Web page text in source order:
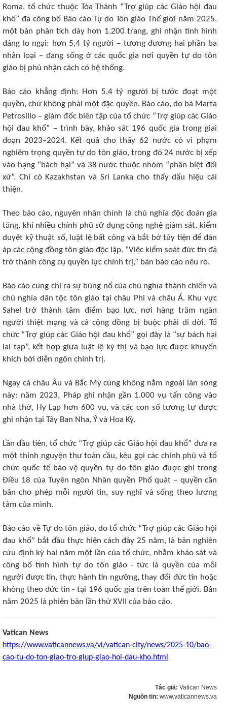
Roma, tổ chức thuộc Tòa Thánh “Trợ giúp các Giáo hội đau
khổ” đã công bố Báo cáo Tự do Tôn giáo Thế giới năm 2025,
một bản phân tích dày hơn 1.200 trang, ghi nhận tình hình
đáng lo ngại: hơn 5,4 tỷ người – tương đương hai phần ba
nhân loại – đang sống ở các quốc gia nơi quyền tự do tôn
giáo bị phủ nhận cách có hệ thống.
Báo cáo khẳng định: Hơn 5,4 tỷ người bị tước đoạt một
quyền, chứ không phải một đặc quyền. Báo cáo, do bà Marta
Petrosillo – giám đốc biên tập của tổ chức “Trợ giúp các Giáo
hội đau khổ” – trình bày, khảo sát 196 quốc gia trong giai
đoạn 2023–2024. Kết quả cho thấy 62 nước có vi phạm
nghiêm trọng quyền tự do tôn giáo, trong đó 24 nước bị xếp
vào hạng “bách hại” và 38 nước thuộc nhóm “phân biệt đối
xử”. Chỉ có Kazakhstan và Sri Lanka cho thấy dấu hiệu cải
thiện.
Theo báo cáo, nguyên nhân chính là chủ nghĩa độc đoán gia
tăng, khi nhiều chính phủ sử dụng công nghệ giám sát, kiểm
duyệt kỹ thuật số, luật lệ bất công và bắt bớ tùy tiện để đàn
áp các cộng đồng tôn giáo độc lập. “Việc kiểm soát đức tin đã
trở thành công cụ quyền lực chính trị,” bản báo cáo nêu rõ.
Báo cáo cũng chỉ ra sự bùng nổ của chủ nghĩa thánh chiến và
chủ nghĩa dân tộc tôn giáo tại châu Phi và châu Á. Khu vực
Sahel trở thành tâm điểm bạo lực, nơi hàng trăm ngàn
người thiệt mạng và cả cộng đồng bị buộc phải di dời. Tổ
chức “Trợ giúp các Giáo hội đau khổ” gọi đây là “sự bách hại
lai tạp”, kết hợp giữa luật lệ kỳ thị và bạo lực được khuyến
khích bởi diễn ngôn chính trị.
Ngay cả châu Âu và Bắc Mỹ cũng không nằm ngoài làn sóng
này: năm 2023, Pháp ghi nhận gần 1.000 vụ tấn công vào
nhà thờ, Hy Lạp hơn 600 vụ, và các con số tương tự được
ghi nhận tại Tây Ban Nha, Ý và Hoa Kỳ.
Lần đầu tiên, tổ chức “Trợ giúp các Giáo hội đau khổ” đưa ra
một thỉnh nguyện thư toàn cầu, kêu gọi các chính phủ và tổ
chức quốc tế bảo vệ quyền tự do tôn giáo được ghi trong
Điều 18 của Tuyên ngôn Nhân quyền Phổ quát – quyền căn
bản cho phép mỗi người tin, suy nghĩ và sống theo lương
tâm của mình.
Báo cáo về Tự do tôn giáo, do tổ chức “Trợ giúp các Giáo hội
đau khổ” bắt đầu thực hiện cách đây 25 năm, là bản nghiên
cứu định kỳ hai năm một lần của tổ chức, nhằm khảo sát và
công bố tình hình tự do tôn giáo - tức là quyền của mỗi
người được tin, thực hành tín ngưỡng, thay đổi đức tin hoặc
không theo đức tin - tại 196 quốc gia trên toàn thế giới. Bản
năm 2025 là phiên bản lần thứ XVII của báo cáo.
Vatican News
https://www.vaticannews.va/vi/vatican-city/news/2025-10/bao-
cao-tu-do-ton-giao-tro-giup-giao-hoi-dau-kho.html
Tác giả: Vatican News
Nguồn tin: www.vaticannews.va